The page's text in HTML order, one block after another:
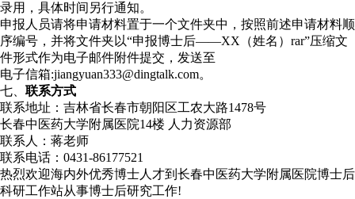
录用，具体时间另行通知。
申报人员请将申请材料置于一个文件夹中，按照前述申请材料顺
序编号，并将文件夹以“申报博士后——XX（姓名）rar”压缩文
件形式作为电子邮件附件提交，发送至
电子信箱:jiangyuan333@dingtalk.com。
七、 联系方式
联系地址：吉林省长春市朝阳区工农大路1478号
长春中医药大学附属医院14楼 人力资源部
联系人：蒋老师
联系电话：0431-86177521
热烈欢迎海内外优秀博士人才到长春中医药大学附属医院博士后
科研工作站从事博士后研究工作!